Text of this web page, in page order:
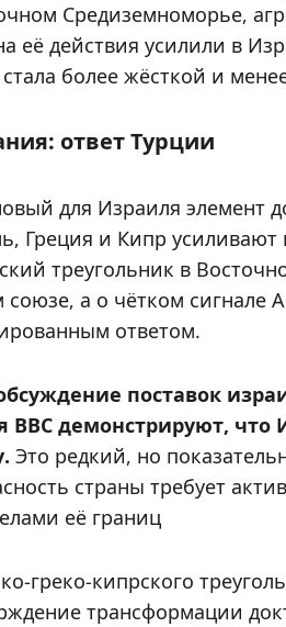
Средиземноморье,
её действия усилили в
более жёсткой и
ответ Турции
для Израиля
Греция и Кипр
треугольник в
а о чётком сигнале
ответом.
поставок
ВВС демонстрируют, что
Это редкий, но
страны требует
её границ
греко-кипрского
трансформации